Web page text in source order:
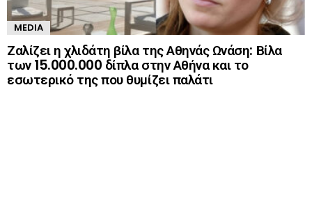
MEDIA
Ζαλίζει η χλιδάτη βίλα της Αθηνάς Ωνάση: Βίλα
των 15.000.000 δίπλα στην Αθήνα και το
εσωτερικό της που θυμίζει παλάτι